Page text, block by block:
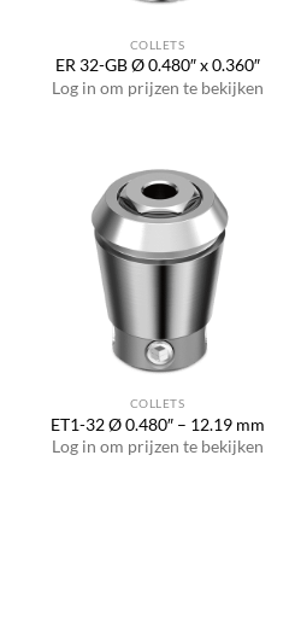
COLLETS
ER 32-GB Ø 0.480″ x 0.360″
Log in om prijzen te bekijken
COLLETS
ET1-32 Ø 0.480″ – 12.19 mm
Log in om prijzen te bekijken